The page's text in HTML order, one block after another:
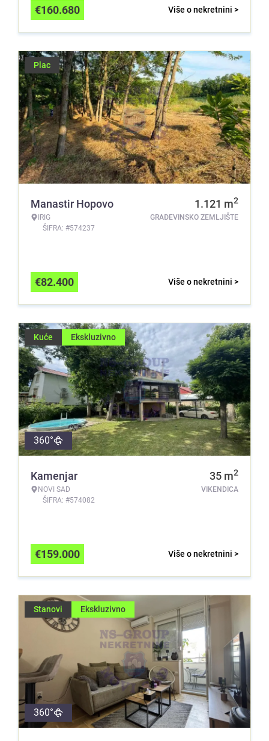
Više o nekretnini >
€160.680
Plac
Manastir Hopovo
IRIG
ŠIFRA: #574237
1.121 m2
GRAĐEVINSKO ZEMLJIŠTE
Više o nekretnini >
€82.400
Kuće Ekskluzivno
360°
Kamenjar
NOVI SAD
ŠIFRA: #574082
35 m2
VIKENDICA
Više o nekretnini >
€159.000
Stanovi Ekskluzivno
360°